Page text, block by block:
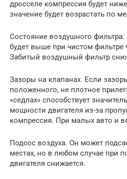
дросселе компрессия будет
значение будет возрастать по
Состояние воздушного
будет выше при чистом фильтре
Забитый воздушный фильтр
Зазоры на клапанах. Если
положенного, не плотное
«седлах» способствует
мощности двигателя из-за
компрессия. При малых авто и
Подсос воздуха. Он может
местах, но в любом случае при
двигателя снижается.